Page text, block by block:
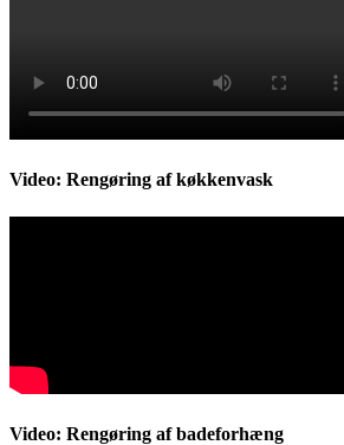
Video: Rengøring af køkkenvask
Video: Rengøring af badeforhæng